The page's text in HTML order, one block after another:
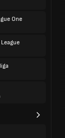
One